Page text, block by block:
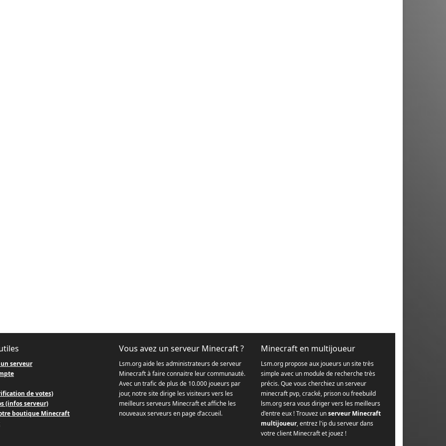
serveur
de votes)
(infos serveur)
boutique Minecraft
Vous avez un serveur Minecraft ?
Lsm.org aide les administrateurs de serveur
Minecraft à faire connaitre leur communauté.
Avec un trafic de plus de 10.000 joueurs par
jour, notre site dirige les visiteurs vers les
meilleurs serveurs Minecraft et affiche les
nouveaux serveurs en page d’accueil.
Minecraft en multijoueur
Lsm.org propose aux joueurs un site très
simple avec un module de recherche très
précis. Que vous cherchiez un serveur
minecraft pvp, cracké, prison ou freebuild
lsm.org sera vous diriger vers les meilleurs
d'entre eux ! Trouvez unserveur Minecraft
multijoueur, entrez l'ip du serveur dans
votre client Minecraft et jouez !